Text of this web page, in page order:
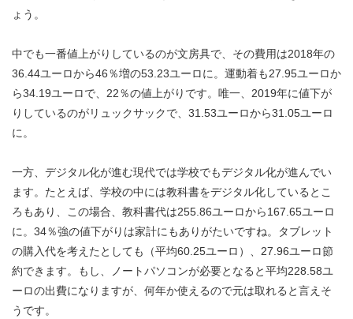
ょう。
中でも一番値上がりしているのが文房具で、その費用は2018年の
36.44ユーロから46％増の53.23ユーロに。運動着も27.95ユーロか
ら34.19ユーロで、22％の値上がりです。唯一、2019年に値下が
りしているのがリュックサックで、31.53ユーロから31.05ユーロ
に。
一方、デジタル化が進む現代では学校でもデジタル化が進んでい
ます。たとえば、学校の中には教科書をデジタル化しているとこ
ろもあり、この場合、教科書代は255.86ユーロから167.65ユーロ
に。34％強の値下がりは家計にもありがたいですね。タブレット
の購入代を考えたとしても（平均60.25ユーロ）、27.96ユーロ節
約できます。もし、ノートパソコンが必要となると平均228.58ユ
ーロの出費になりますが、何年か使えるので元は取れると言えそ
うです。